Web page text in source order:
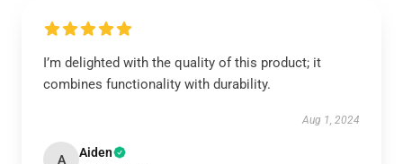
I’m delighted with the quality of this product; it
combines functionality with durability.
Aug 1, 2024
A Aiden